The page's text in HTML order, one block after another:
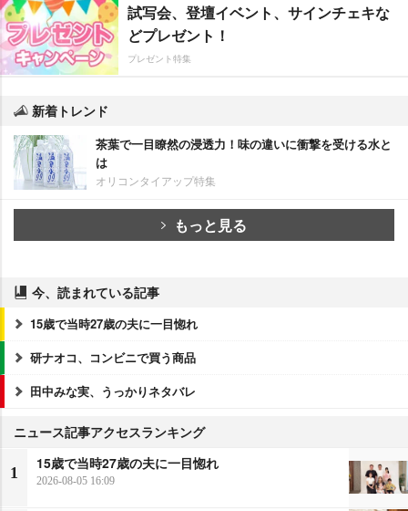
試写会、登壇イベント、サインチェキな
どプレゼント！
プレゼント特集
新着トレンド
茶葉で一目瞭然の浸透力！味の違いに衝撃を受ける水と
は
オリコンタイアップ特集
もっと見る
今、読まれている記事
15歳で当時27歳の夫に一目惚れ
研ナオコ、コンビニで買う商品
田中みな実、うっかりネタバレ
ニュース記事アクセスランキング
1
15歳で当時27歳の夫に一目惚れ
2026-08-05 16:09